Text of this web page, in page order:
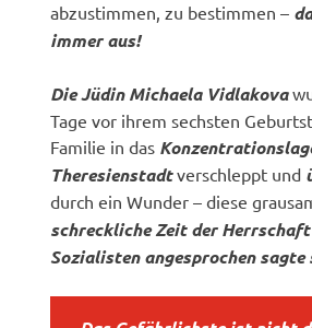
abzustimmen, zu bestimmen –
immer aus!
Die Jüdin Michaela Vidlakova
Tage vor ihrem sechsten
Familie in das
Theresienstadtverschleppt und
durch ein Wunder – diese
schreckliche Zeit der
Sozialisten angesprochen sagte